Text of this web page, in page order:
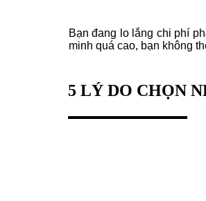
Bạn đang lo lắng chi phí
minh quá cao, bạn không
5 LÝ DO CHỌN